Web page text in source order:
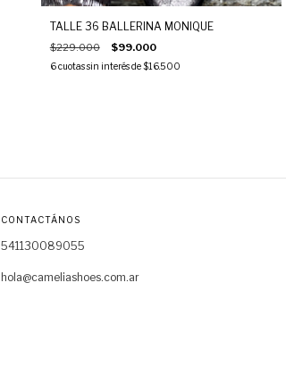
TALLE 36 BALLERINA MONIQUE
$229.000 $99.000
6cuotas sin interés de$16.500
CONTACTÁNOS
541130089055
hola@cameliashoes.com.ar